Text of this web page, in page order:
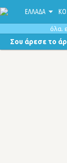
ΕΛΛΑΔΑ
όλα.
Σου άρεσε το